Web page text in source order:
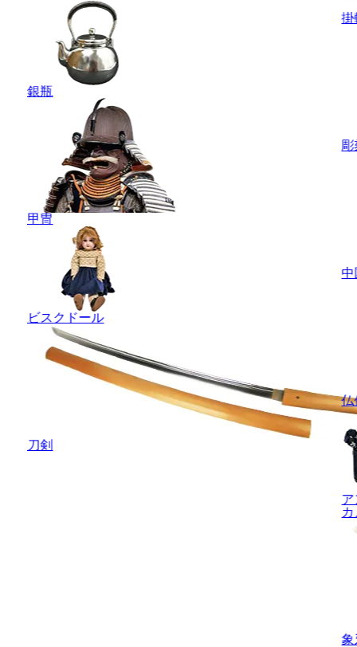
銀瓶
甲冑
ビスクドール
刀剣
掛
彫
中
仏
ア
象